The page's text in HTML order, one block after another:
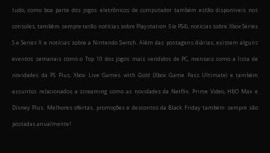
tudo, como boa parte dos jogos eletrônicos de computador também estão disponíveis nos
consoles, também sempre terão notícias sobre Playstation 5 (e PS4), notícias sobre Xbox Series
S e Series X e notícias sobre a Nintendo Switch. Além das postagens diárias, existem alguns
eventos semanais como o Top 10 dos jogos mais vendidos de PC, mensais como a lista de
novidades da PS Plus, Xbox Live Games with Gold (Xbox Game Pass Ultimate) e também
assuntos relacionados a streaming como as novidades da Netflix, Prime Video, HBO Max e
Disney Plus. Melhores ofertas, promoções e descontos da Black Friday também sempre são
postadas anualmente!